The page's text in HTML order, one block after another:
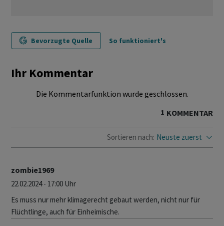
Bevorzugte Quelle So funktioniert's
Ihr Kommentar
Die Kommentarfunktion wurde geschlossen.
1 KOMMENTAR
Sortieren nach: Neuste zuerst
zombie1969
22.02.2024 - 17:00 Uhr
Es muss nur mehr klimagerecht gebaut werden, nicht nur für
Flüchtlinge, auch für Einheimische.